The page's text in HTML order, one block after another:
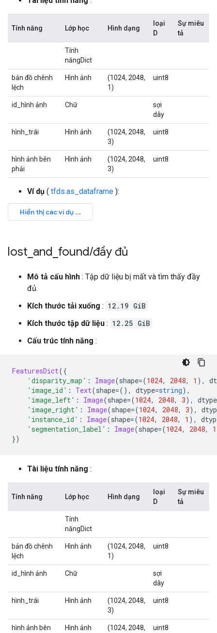
Tính năng Lớp học Hình dạng
loại
D
Sự miêu
tả
Tính
năngDict
bản đồ chênh
lệch
Hình ảnh
(1024, 2048,
1)
uint8
id_hình ảnh Chữ
sợi
dây
hình_trái Hình ảnh
(1024, 2048,
3)
uint8
hình ảnh bên
phải
Hình ảnh
(1024, 2048,
3)
uint8
Ví dụ ( tfds.as_dataframe ):
lost and found/đầy đủ
Mô tả cấu hình : Tập dữ liệu bị mất và tìm thấy đầy
đủ.
Kích thước tải xuống : 12.19 GiB
Kích thước tập dữ liệu : 12.25 GiB
Cấu trúc tính năng :
FeaturesDict({
'disparity_map' : Image(shape=(1024, 2048, 1 ),
'image_id' : Text(shape=(), dtype=string),
'image_left' : Image(shape=(1024, 2048, 3),
dtype
'image_right' : Image(shape=(1024, 2048, 3),
'instance_id' : Image(shape=(1024, 2048, 1 ),
'segmentation_label' : Image(shape=(1024, 2048, 1
})
Tài liệu tính năng :
Tính năng Lớp học Hình dạng
loại
D
Sự miêu
tả
Tính
năngDict
bản đồ chênh
lệch
Hình ảnh
(1024, 2048,
1)
uint8
id_hình ảnh Chữ
sợi
dây
hình_trái Hình ảnh
(1024, 2048,
3)
uint8
hình ảnh bên
Hình ảnh
(1024, 2048,
uint8